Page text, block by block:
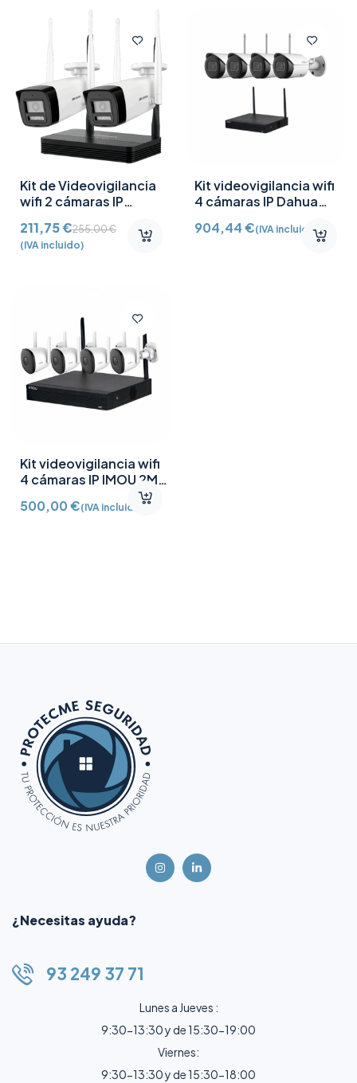
Kit de Videovigilancia
wifi 2 cámaras IP
255,00€
211,75€
(IVA incluido)
Kit videovigilancia wifi
4 cámaras IP Dahua
904,44€(IVA incluido)
Kit videovigilancia wifi
4 cámaras IP IMOU 2MP
500,00€(IVA incluido)
¿Necesitas ayuda?
93 249 37 71
Lunes a Jueves :
9:30-13:30 y de 15:30-19:00
Viernes:
9:30-13:30 y de 15:30-18:00